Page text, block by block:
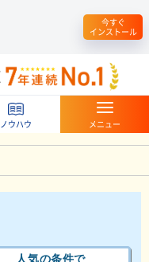
今すぐ
インストール
ノウハウ メニュー
人気の条件で